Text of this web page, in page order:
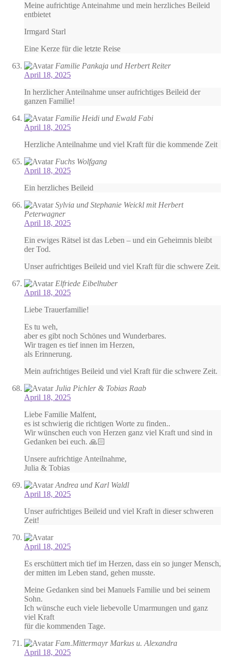
Meine aufrichtige Anteinahme und mein herzliches Beileid
entbietet
Irmgard Starl
Eine Kerze für die letzte Reise
Familie Pankaja und Herbert Reiter
April 18, 2025
In herzlicher Anteilnahme unser aufrichtiges Beileid der
ganzen Familie!
Familie Heidi und Ewald Fabi
April 18, 2025
Herzliche Anteilnahme und viel Kraft für die kommende Zeit
Fuchs Wolfgang
April 18, 2025
Ein herzliches Beileid
Sylvia und Stephanie Weickl mit Herbert
Peterwagner
April 18, 2025
Ein ewiges Rätsel ist das Leben – und ein Geheimnis bleibt
der Tod.
Unser aufrichtiges Beileid und viel Kraft für die schwere Zeit.
Elfriede Eibelhuber
April 18, 2025
Liebe Trauerfamilie!
Es tu weh,
aber es gibt noch Schönes und Wunderbares.
Wir tragen es tief innen im Herzen,
als Erinnerung.
Mein aufrichtiges Beileid und viel Kraft für die schwere Zeit.
Julia Pichler & Tobias Raab
April 18, 2025
Liebe Familie Malfent,
es ist schwierig die richtigen Worte zu finden..
Wir wünschen euch von Herzen ganz viel Kraft und sind in
Gedanken bei euch. 🙏🏻
Unsere aufrichtige Anteilnahme,
Julia & Tobias
Andrea und Karl Waldl
April 18, 2025
Unser aufrichtiges Beileid und viel Kraft in dieser schweren
Zeit!
April 18, 2025
Es erschüttert mich tief im Herzen, dass ein so junger Mensch,
der mitten im Leben stand, gehen musste.
Meine Gedanken sind bei Manuels Familie und bei seinem
Sohn.
Ich wünsche euch viele liebevolle Umarmungen und ganz
viel Kraft
für die kommenden Tage.
Fam.Mittermayr Markus u. Alexandra
April 18, 2025